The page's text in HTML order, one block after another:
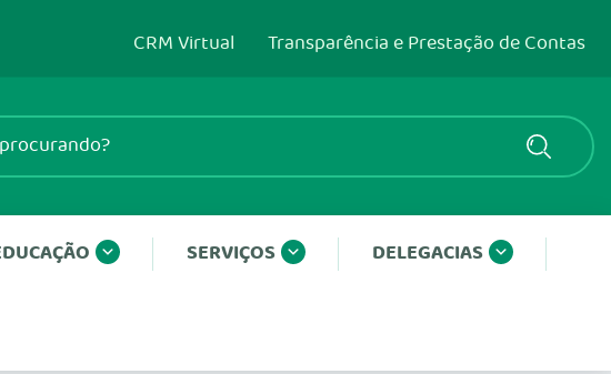
CRM Virtual Transparência e Prestação de Contas
SERVIÇOS DELEGACIAS